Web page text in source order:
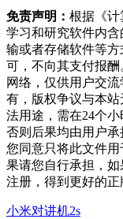
免责声明： 根据《计
学习和研究软件内
输或者存储软件等
可，不向其支付报
网络，仅供用户交
有，版权争议与本
法用途，需在24个
否则后果均由用户
您同意只将此文件
果请您自行承担，
注册，得到更好的正
小米对讲机2s